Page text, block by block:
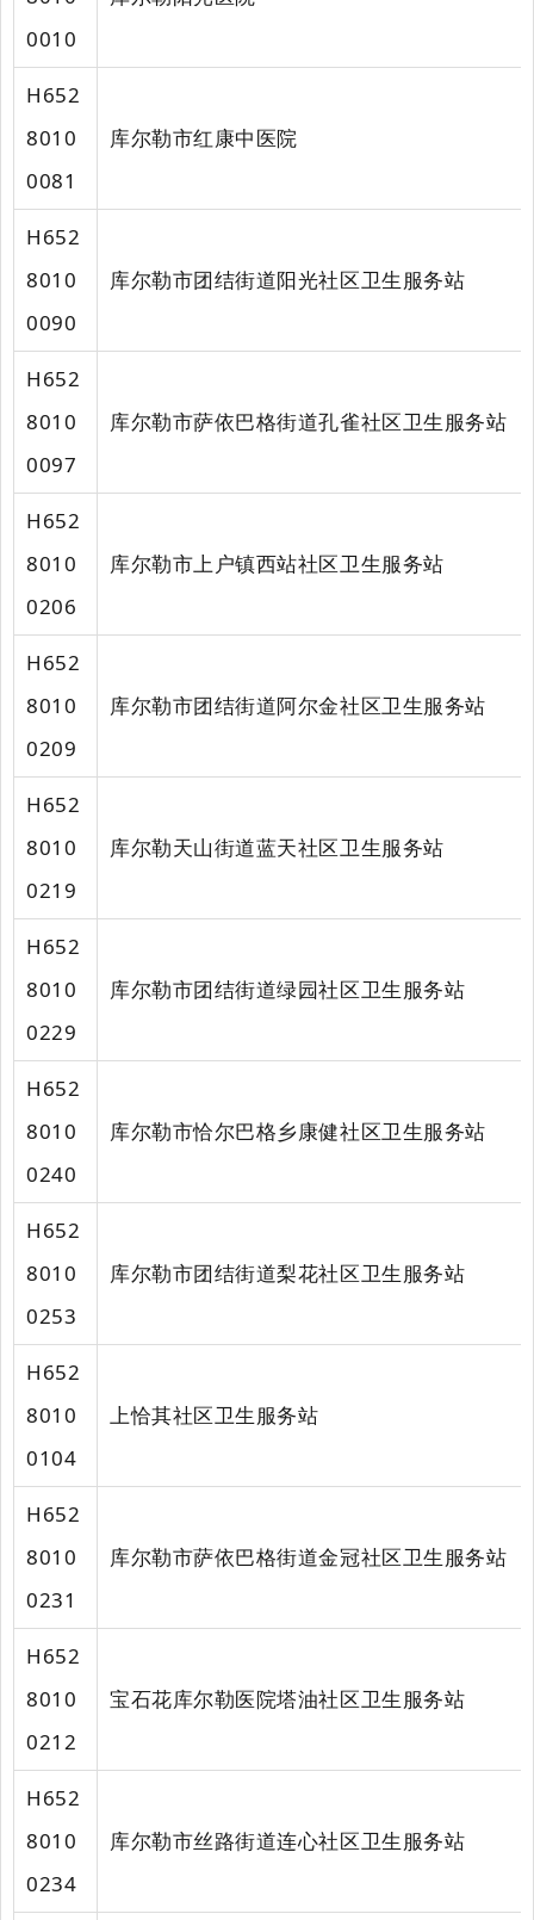
0010
H652
8010
0081
库尔勒市红康中医院
H652
8010
0090
库尔勒市团结街道阳光社区卫生服务站
H652
8010
0097
库尔勒市萨依巴格街道孔雀社区卫生服务站
H652
8010
0206
库尔勒市上户镇西站社区卫生服务站
H652
8010
0209
库尔勒市团结街道阿尔金社区卫生服务站
H652
8010
0219
库尔勒天山街道蓝天社区卫生服务站
H652
8010
0229
库尔勒市团结街道绿园社区卫生服务站
H652
8010
0240
库尔勒市恰尔巴格乡康健社区卫生服务站
H652
8010
0253
库尔勒市团结街道梨花社区卫生服务站
H652
8010
0104
上恰其社区卫生服务站
H652
8010
0231
库尔勒市萨依巴格街道金冠社区卫生服务站
H652
8010
0212
宝石花库尔勒医院塔油社区卫生服务站
H652
8010
0234
库尔勒市丝路街道连心社区卫生服务站